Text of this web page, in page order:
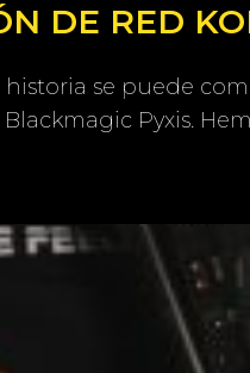
DE RED
historia se puede
Blackmagic Pyxis.